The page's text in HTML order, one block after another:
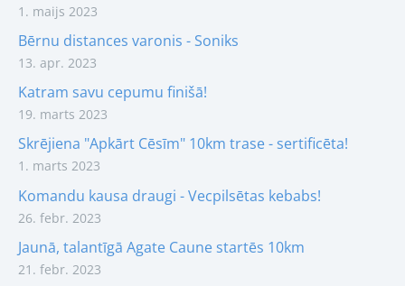
1. maijs 2023
Bērnu distances varonis - Soniks
13. apr. 2023
Katram savu cepumu finišā!
19. marts 2023
Skrējiena "Apkārt Cēsīm" 10km trase - sertificēta!
1. marts 2023
Komandu kausa draugi - Vecpilsētas kebabs!
26. febr. 2023
Jaunā, talantīgā Agate Caune startēs 10km
21. febr. 2023